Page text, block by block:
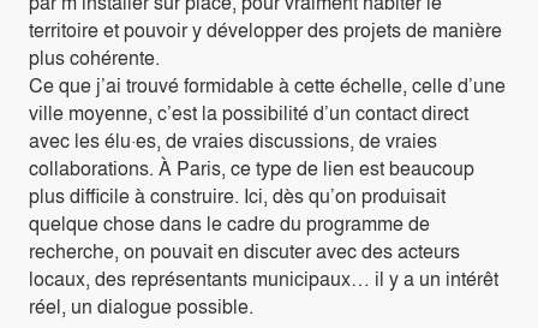
territoire et pouvoir y développer des projets de manière
plus cohérente.
Ce que j’ai trouvé formidable à cette échelle, celle d’une
ville moyenne, c’est la possibilité d’un contact direct
avec les élu·es, de vraies discussions, de vraies
collaborations. À Paris, ce type de lien est beaucoup
plus difficile à construire. Ici, dès qu’on produisait
quelque chose dans le cadre du programme de
recherche, on pouvait en discuter avec des acteurs
locaux, des représentants municipaux… il y a un intérêt
réel, un dialogue possible.